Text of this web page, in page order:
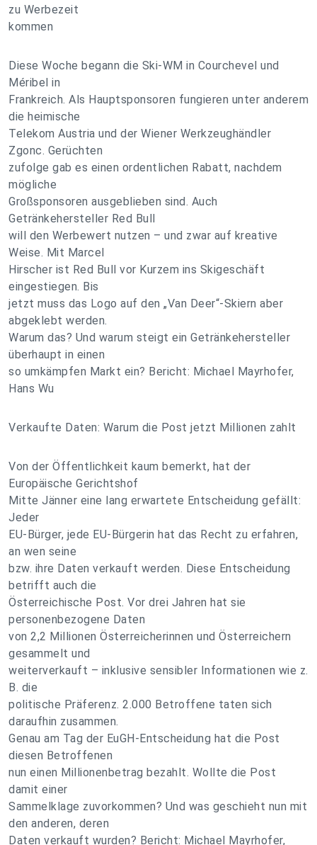
zu Werbezeit
kommen
Diese Woche begann die Ski-WM in Courchevel und
Méribel in
Frankreich. Als Hauptsponsoren fungieren unter anderem
die heimische
Telekom Austria und der Wiener Werkzeughändler
Zgonc. Gerüchten
zufolge gab es einen ordentlichen Rabatt, nachdem
mögliche
Großsponsoren ausgeblieben sind. Auch
Getränkehersteller Red Bull
will den Werbewert nutzen – und zwar auf kreative
Weise. Mit Marcel
Hirscher ist Red Bull vor Kurzem ins Skigeschäft
eingestiegen. Bis
jetzt muss das Logo auf den „Van Deer“-Skiern aber
abgeklebt werden.
Warum das? Und warum steigt ein Getränkehersteller
überhaupt in einen
so umkämpfen Markt ein? Bericht: Michael Mayrhofer,
Hans Wu
Verkaufte Daten: Warum die Post jetzt Millionen zahlt
Von der Öffentlichkeit kaum bemerkt, hat der
Europäische Gerichtshof
Mitte Jänner eine lang erwartete Entscheidung gefällt:
Jeder
EU-Bürger, jede EU-Bürgerin hat das Recht zu erfahren,
an wen seine
bzw. ihre Daten verkauft werden. Diese Entscheidung
betrifft auch die
Österreichische Post. Vor drei Jahren hat sie
personenbezogene Daten
von 2,2 Millionen Österreicherinnen und Österreichern
gesammelt und
weiterverkauft – inklusive sensibler Informationen wie z.
B. die
politische Präferenz. 2.000 Betroffene taten sich
daraufhin zusammen.
Genau am Tag der EuGH-Entscheidung hat die Post
diesen Betroffenen
nun einen Millionenbetrag bezahlt. Wollte die Post
damit einer
Sammelklage zuvorkommen? Und was geschieht nun mit
den anderen, deren
Daten verkauft wurden? Bericht: Michael Mayrhofer,